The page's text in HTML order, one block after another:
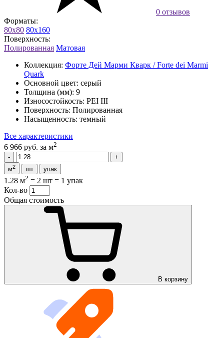
0 отзывов
Форматы:
80x80 80x160
Поверхность:
Полированная Матовая
Коллекция: Форте Дей Марми Кварк / Forte dei Marmi
Quark
Основной цвет: серый
Толщина (мм): 9
Износостойкость: PEI III
Поверхность: Полированная
Насыщенность: темный
Все характеристики
6 966 руб. за м2
м2 шт упак
1.28 м2 = 2 шт = 1 упак
Кол-во
Общая стоимость
В корзину